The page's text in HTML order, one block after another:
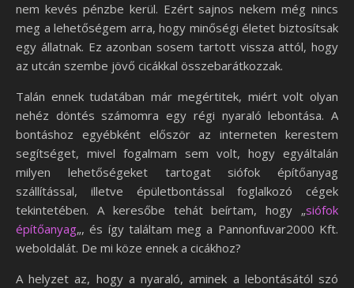
nem kevés pénzbe kerül. Ezért sajnos nekem még nincs
meg a lehetőségem arra, hogy minőségi életet biztosítsak
egy állatnak. Ez azonban sosem tartott vissza attól, hogy
az utcán szembe jövő cicákkal összebarátkozzak.
Talán ennek tudatában már megértitek, miért volt olyan
nehéz döntés számomra egy régi nyaraló lebontása. A
bontáshoz egyébként először az interneten kerestem
segítséget, mivel fogalmam sem volt, hogy egyáltalán
milyen lehetőségeket tartogat siófok építőanyag
szállítással, illetve épületbontással foglalkozó cégek
tekintetében. A keresőbe tehát beírtam, hogy „siófok
építőanyag„, és így találtam meg a Pannonfuvar2000 Kft.
weboldalát. De mi köze ennek a cicákhoz?
A helyzet az, hogy a nyaraló, aminek a lebontásától szó